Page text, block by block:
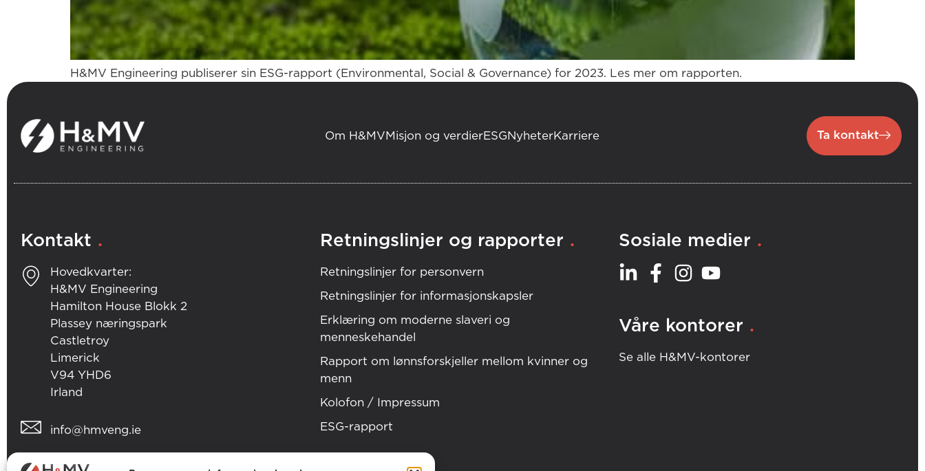
H&MV Engineering publiserer sin ESG-rapport (Environmental, Social & Governance) for 2023. Les mer om rapporten.
Om H&MV Misjon og verdierESG NyheterKarriere Ta kontakt
Kontakt .
Hovedkvarter:
H&MV Engineering
Hamilton House Blokk 2
Plassey næringspark
Castletroy
Limerick
V94 YHD6
Irland
info@hmveng.ie
+353 (0) 61 357 496
Retningslinjer og rapporter .
Retningslinjer for personvern
Retningslinjer for informasjonskapsler
Erklæring om moderne slaveri og
menneskehandel
Rapport om lønnsforskjeller mellom kvinner og
menn
Kolofon / Impressum
ESG-rapport
Sosiale medier .
Våre kontorer .
Se alle H&MV-kontorer